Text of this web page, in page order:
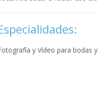
y Vídeo para bodas